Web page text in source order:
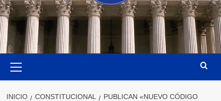
primario
INICIO CONSTITUCIONAL
PUBLICAN «NUEVO CÓDIGO